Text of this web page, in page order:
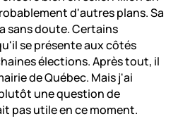
d'autres plans. Sa
sans doute. Certains
se présente aux côtés
élections. Après tout, il
de Québec. Mais j'ai
une question de
pas utile en ce moment.